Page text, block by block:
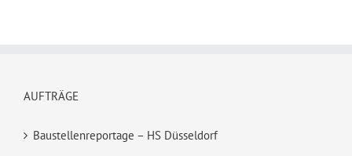
AUFTRÄGE
Baustellenreportage – HS Düsseldorf